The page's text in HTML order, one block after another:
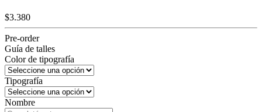
$3.380
Pre-order
Guía de talles
Color de tipografía
Tipografía
Nombre